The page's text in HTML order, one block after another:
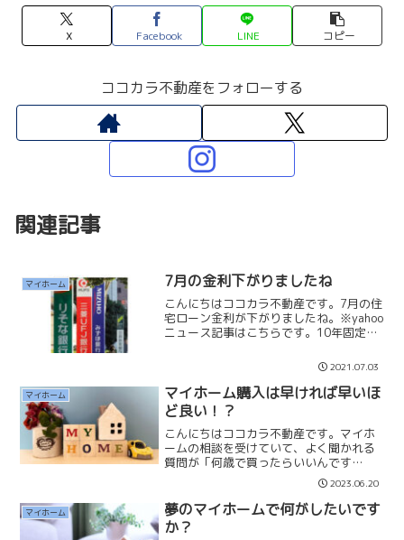
X Facebook LINE コピー
ココカラ不動産をフォローする
関連記事
マイホーム 7月の金利下がりましたね
こんにちはココカラ不動産です。7月の住
宅ローン金利が下がりましたね。※yahoo
ニュース記事はこちらです。10年固定金
ームを20年位前に1.9％で借りて、12年
前に0.975％に借り換えし、現在も返済...
2021.07.03
マイホーム
マイホーム購入は早ければ早いほ
ど良い！？
こんにちはココカラ不動産です。マイホ
ームの相談を受けていて、よく聞かれる
質問が「何歳で買ったらいいんです
か？」という質問です。私はマイホーム
が欲しいと思ったら、その時が「買い
時」で、20代でも独身でも購入するべき
だと思っています。マイホーム...
2023.06.20
マイホーム
夢のマイホームで何がしたいです
か？